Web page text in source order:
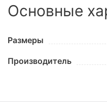
Основные
Размеры
Производитель